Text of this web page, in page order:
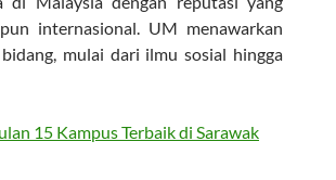
internasional. UM menawarkan
mulai dari ilmu sosial hingga
15 Kampus Terbaik di Sarawak